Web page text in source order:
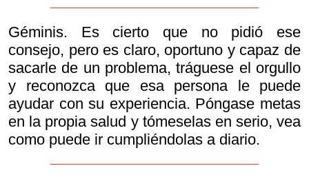
Géminis. Es cierto que no pidió ese
consejo, pero es claro, oportuno y capaz de
sacarle de un problema, tráguese el orgullo
y reconozca que esa persona le puede
ayudar con su experiencia. Póngase metas
en la propia salud y tómeselas en serio, vea
como puede ir cumpliéndolas a diario.